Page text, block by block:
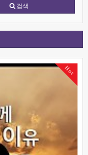
검색
Hot